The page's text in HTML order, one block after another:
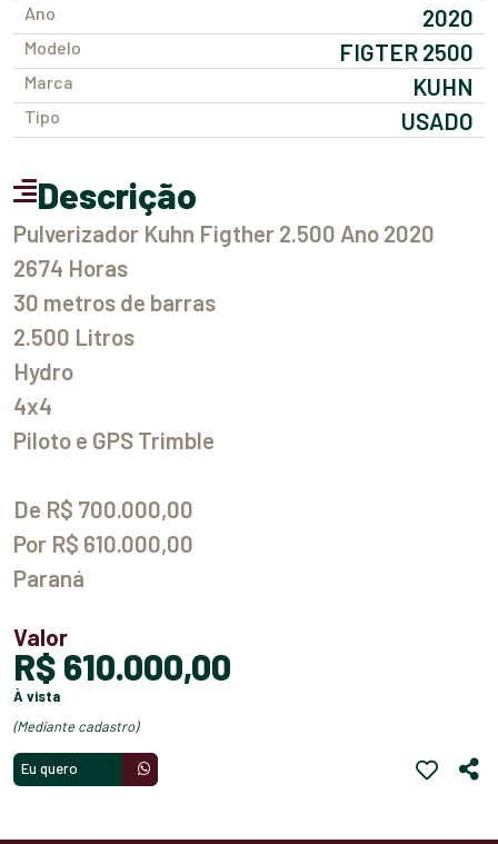
Ano 2020
Modelo FIGTER 2500
Marca KUHN
Tipo USADO
Descrição
Pulverizador Kuhn Figther 2.500 Ano 2020
2674 Horas
30 metros de barras
2.500 Litros
Hydro
4x4
Piloto e GPS Trimble
De R$ 700.000,00
Por R$ 610.000,00
Paraná
Valor
R$ 610.000,00
à vista
(mediante cadastro)
Eu quero